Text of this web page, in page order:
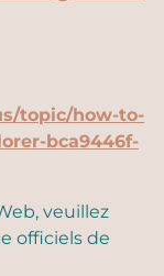
topic/how-to-
bca9446f-
veuillez
officiels de